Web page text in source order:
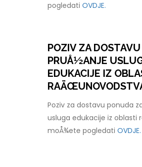
pogledatiOVDJE.
POZIV ZA
PRUÅ½ANJE
EDUKACIJE IZ
Poziv za dostavu ponuda
usluga edukacije iz oblasti
moÅ¾ete pogledatiOVDJE.